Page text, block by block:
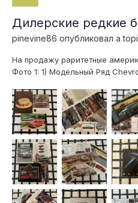
Дилерские редкие
pinevine86 опубликовал a
На продажу раритетные
Фото 1: 1) Модельный Ряд
Модельный ряд Chrysler 1973 -
Classic и Impala - 900₽ 3) 1975